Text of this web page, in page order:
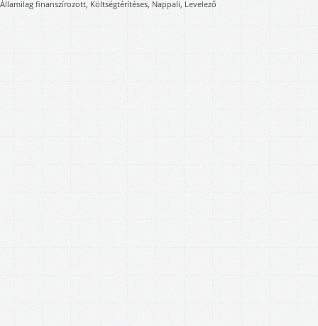
Államilag finanszírozott, Költségtérítéses, Nappali, Levelező